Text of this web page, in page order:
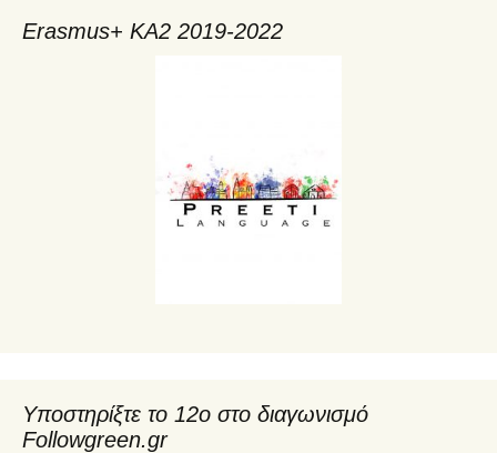
Erasmus+ KA2 2019-2022
Υποστηρίξτε το 12ο στο διαγωνισμό
Followgreen.gr